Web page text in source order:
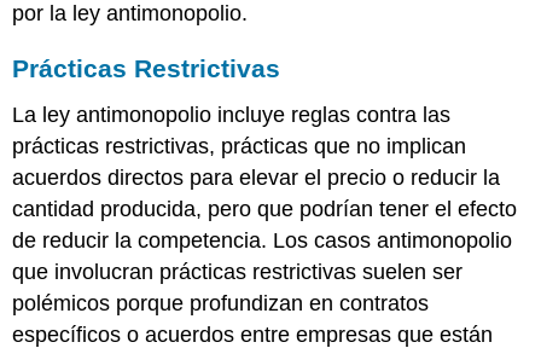
por la ley antimonopolio.
Prácticas Restrictivas
La ley antimonopolio incluye reglas contra las
prácticas restrictivas, prácticas que no implican
acuerdos directos para elevar el precio o reducir la
cantidad producida, pero que podrían tener el efecto
de reducir la competencia. Los casos antimonopolio
que involucran prácticas restrictivas suelen ser
polémicos porque profundizan en contratos
específicos o acuerdos entre empresas que están